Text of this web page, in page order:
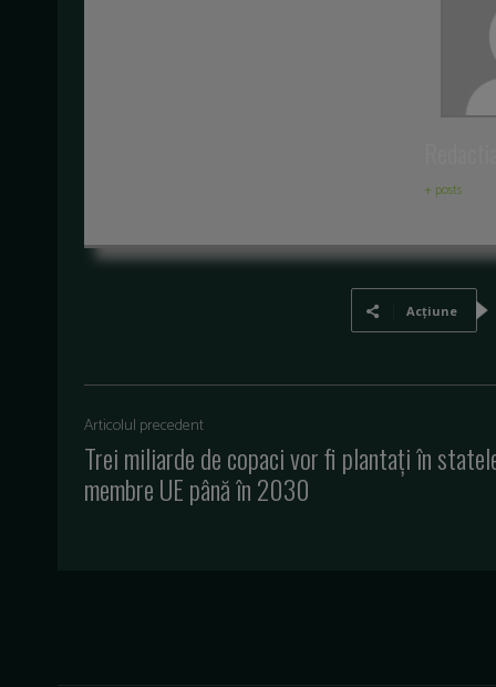
+ posts
Acțiune
Articolul precedent
Trei miliarde de copaci vor fi plantați în
membre UE până în 2030